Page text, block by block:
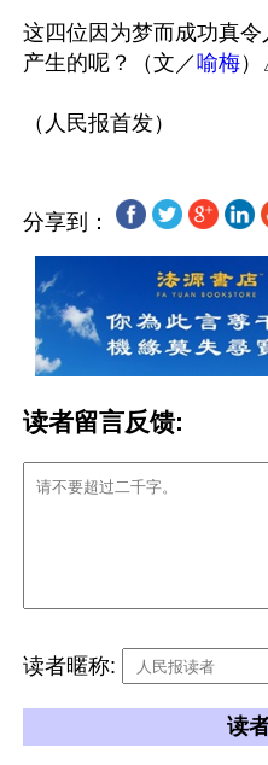
这四位因为梦而成功真
产生的呢？（文／喻梅
分享到：
读者留言反馈:
读者暱称:
读